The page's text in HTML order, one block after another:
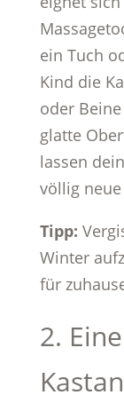
ein Tuch
Kind die
oder
glatte
lassen
völlig
Tipp:
Winter
für
2.